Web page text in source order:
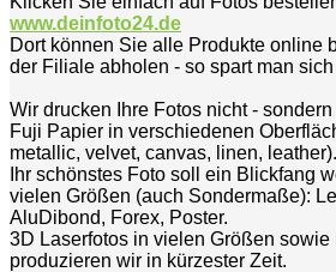
www.deinfoto24.de
Dort können Sie alle Produkte online
der Filiale abholen - so spart man
Wir drucken Ihre Fotos nicht -
Fuji Papier in verschiedenen
metallic, velvet, canvas, linen, leather).
Ihr schönstes Foto soll ein Blickfang
vielen Größen (auch Sondermaße):
AluDibond, Forex, Poster.
3D Laserfotos in vielen Größen
produzieren wir in kürzester Zeit.